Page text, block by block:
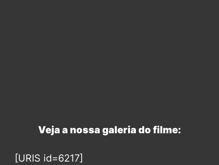
Veja a nossa galeria do filme:
[URIS id=6217]